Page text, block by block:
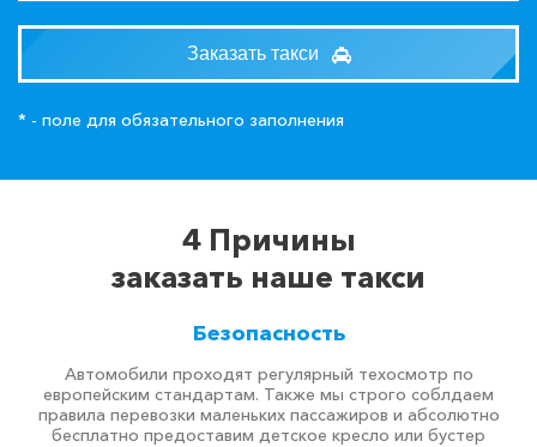
Заказать такси
* - поле для обязательного заполнения
4 Причины
заказать наше такси
Безопасность
Автомобили проходят регулярный техосмотр по
европейским стандартам. Также мы строго соблдаем
правила перевозки маленьких пассажиров и абсолютно
бесплатно предоставим детское кресло или бустер